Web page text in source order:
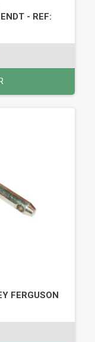
- REF:
FERGUSON